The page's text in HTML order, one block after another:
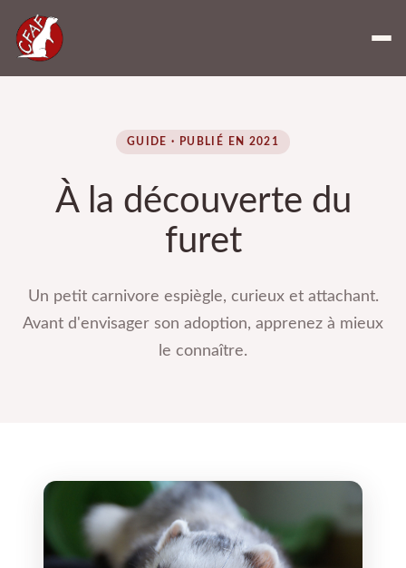
GUIDE · PUBLIÉ EN 2021
À la découverte du
furet
Un petit carnivore espiègle, curieux et attachant.
Avant d'envisager son adoption, apprenez à mieux
le connaître.